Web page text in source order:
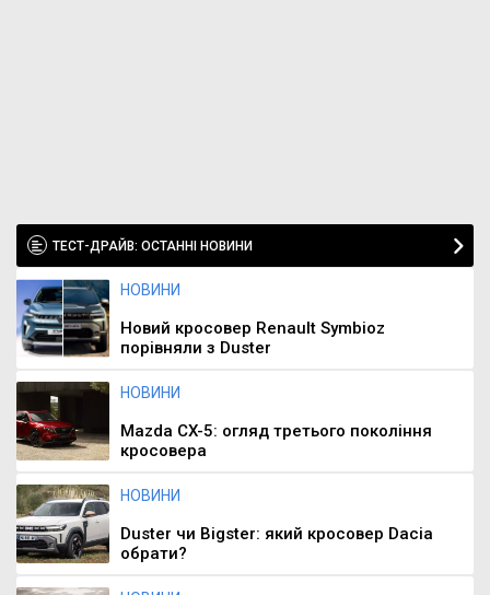
ТЕСТ-ДРАЙВ: ОСТАННІ НОВИНИ
НОВИНИ
Новий кросовер Renault Symbioz
порівняли з Duster
НОВИНИ
Mazda CX-5: огляд третього покоління
кросовера
НОВИНИ
Duster чи Bigster: який кросовер Dacia
обрати?